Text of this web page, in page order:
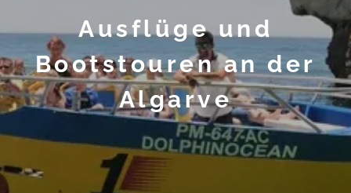
Ausflüge und
Bootstouren an der
Algarve